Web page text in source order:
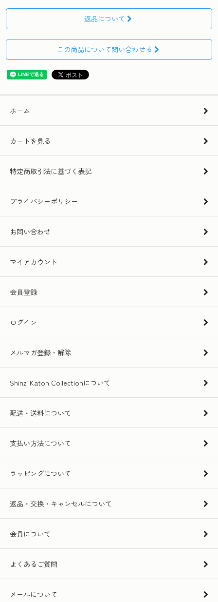
返品について
この商品について問い合わせる
ホーム
カートを見る
特定商取引法に基づく表記
プライバシーポリシー
お問い合わせ
マイアカウント
会員登録
ログイン
メルマガ登録・解除
Shinzi Katoh Collectionについて
配送・送料について
支払い方法について
ラッピングについて
返品・交換・キャンセルについて
会員について
よくあるご質問
メールについて